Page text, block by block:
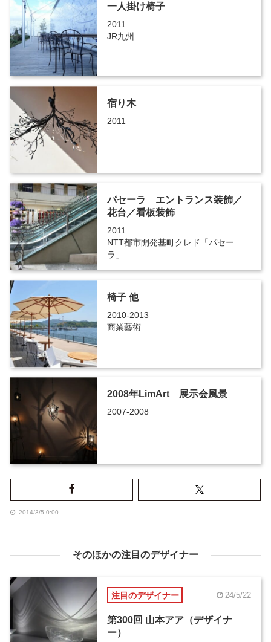
一人掛け椅子
2011
JR九州
宿り木
2011
パセーラ エントランス装飾／
花台／看板装飾
2011
NTT都市開発基町クレド「パセー
ラ」
椅子 他
2010-2013
商業藝術
2008年LimArt 展示会風景
2007-2008
2014/3/5 0:00
そのほかの注目のデザイナー
注目のデザイナー 24/5/22
第300回 山本アア（デザイナ
ー）